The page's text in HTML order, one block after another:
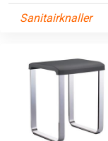
Sanitairknaller